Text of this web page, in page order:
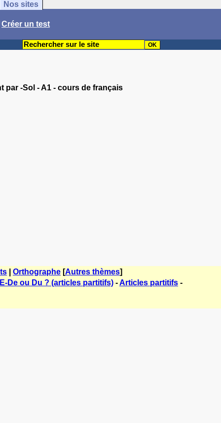
Nos sites
Créer un test
par -Sol - A1 - cours de français
Orthographe [Autres thèmes]
De ou Du ? (articles partitifs) -Articles partitifs -